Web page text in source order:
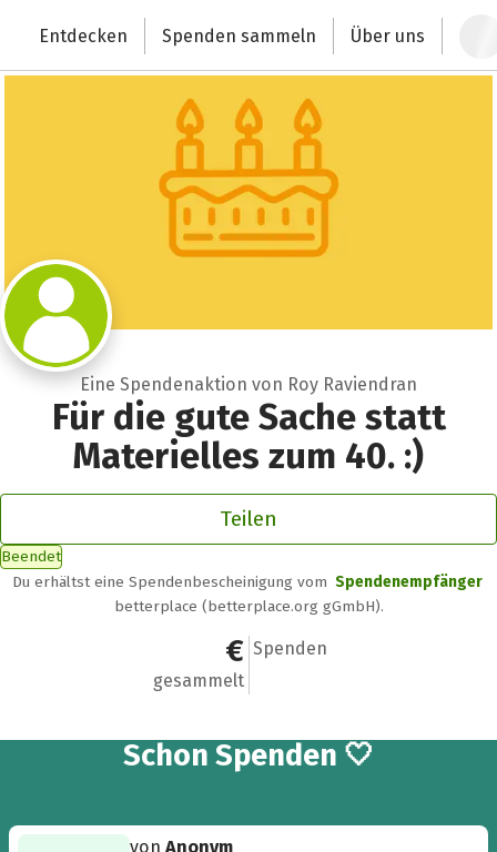
Deutschlands größte Spendenplattform
Entdecken Spenden sammeln Über uns
Eine Spendenaktion von Roy Raviendran
Für die gute Sache statt
Materielles zum 40. :)
Teilen
Beendet
Du erhältst eine Spendenbescheinigung vom Spendenempfänger
betterplace (betterplace.org gGmbH).
790 €
gesammelt
14
Spenden
Schon 14
Spenden 🤍
vonAnonym